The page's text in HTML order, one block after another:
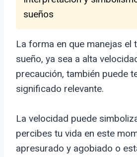
sueños
La forma en que manejas el
sueño, ya sea a alta
precaución, también puede
significado relevante.
La velocidad puede
percibes tu vida en este
apresurado y agobiado o